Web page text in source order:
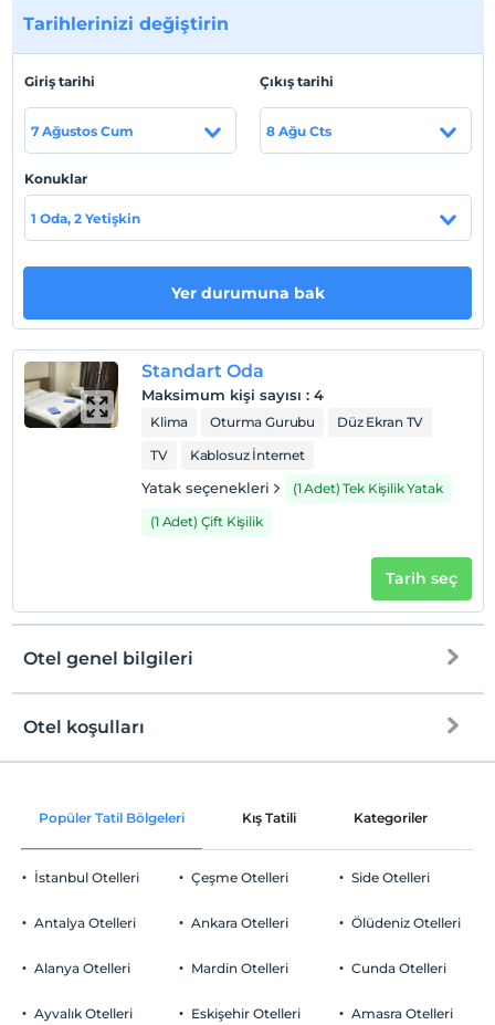
Adana Merkez Cami, Taşköprü, Atatürk Evi, Sinema
10 dk. sürüş mesafesindedir.
En erken saat 13:00 ve sonrası
Check/out
En geç saat 11:00 ve öncesi
Evcil Hayvan
Odalarda sigara içilmez
Her bir oda için 13 yaşına kadar 1 çocuk ücretsizdir
Tarihlerinizi değiştirin
Giriş tarihi
7 Ağustos Cum
Çıkış tarihi
8 Ağu Cts
Konuklar
1 Oda, 2 Yetişkin
Yer durumuna bak
Standart Oda
Maksimum kişi sayısı : 4
Klima Oturma Gurubu
Düz Ekran TV
TV
Kablosuz İnternet
Yatak seçenekleri
(1 Adet) Tek Kişilik Yatak
(1 Adet) Çift Kişilik
Tarih seç
Otel genel bilgileri
Ortak alanlar ve tüm odalar
Otopark
Ücretsiz Halka Açık Otopark
Otel koşulları
Check/in
Check/out
En geç saat 11:00 ve öncesi
Evcil Hayvan
2 yaşına kadar olan bebekler ücretsizdir.
Popüler Tatil Bölgeleri Kış Tatili Kategoriler
İstanbul Otelleri
Antalya Otelleri
Alanya Otelleri
Ayvalık Otelleri
Çeşme Otelleri
Ankara Otelleri
Mardin Otelleri
Eskişehir Otelleri
Side Otelleri
Ölüdeniz Otelleri
Cunda Otelleri
Amasra Otelleri